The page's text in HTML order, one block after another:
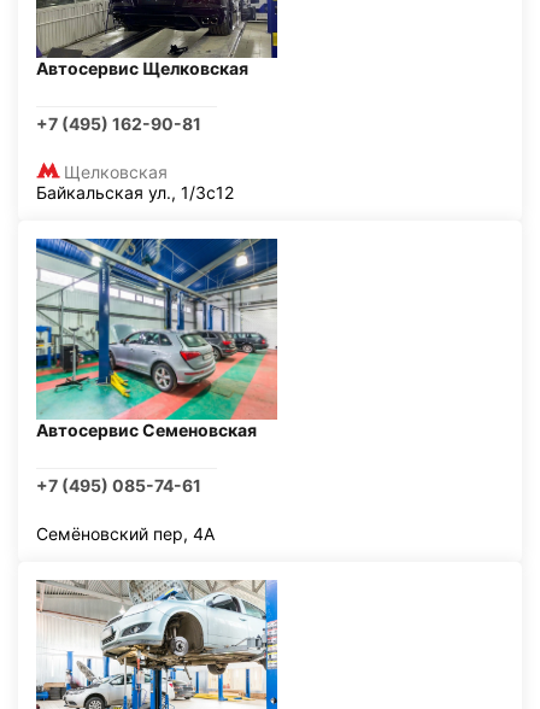
Автосервис Щелковская
+7 (495) 162-90-81
Щелковская
Байкальская ул., 1/3с12
Автосервис Семеновская
+7 (495) 085-74-61
Семёновский пер, 4А